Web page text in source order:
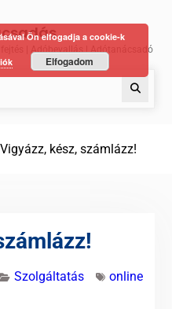
| Adóbevallás | Adótanácsadó
Vigyázz, kész, számlázz!
Szolgáltatás
online
Ön elfogadja a cookie-k
Elfogadom